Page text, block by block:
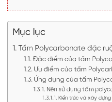
Mục lục
Tấm Polycarbonate đặc
Đặc điểm của tấm
Ưu điểm của tấm
Ứng dụng của tấm
Nên sử dụng tấm
Kiến trúc và xây dựng